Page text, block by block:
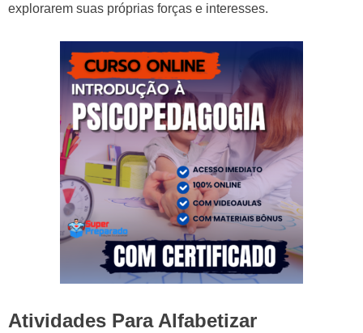
explorarem suas próprias forças e interesses.
Atividades Para Alfabetizar